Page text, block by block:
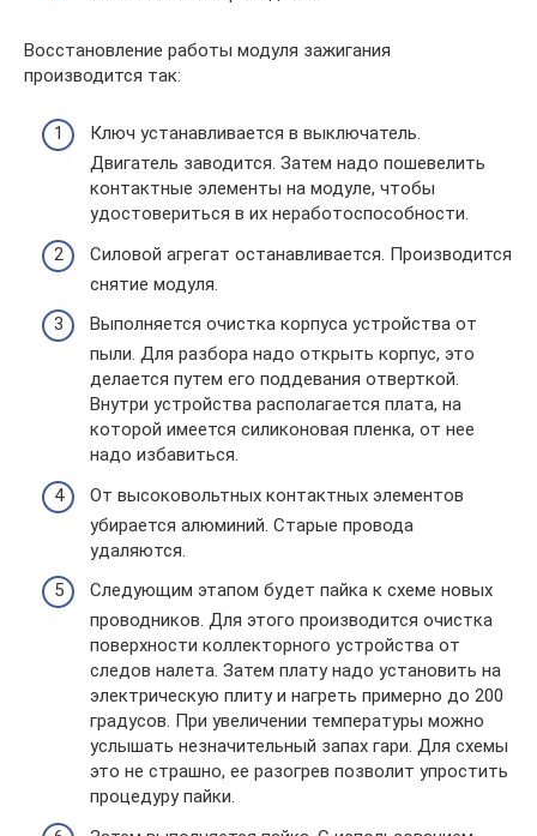
Восстановление работы модуля зажигания
производится так:
Ключ устанавливается в выключатель.
Двигатель заводится. Затем надо пошевелить
контактные элементы на модуле, чтобы
удостовериться в их неработоспособности.
Силовой агрегат останавливается. Производится
снятие модуля.
Выполняется очистка корпуса устройства от
пыли. Для разбора надо открыть корпус, это
делается путем его поддевания отверткой.
Внутри устройства располагается плата, на
которой имеется силиконовая пленка, от нее
надо избавиться.
От высоковольтных контактных элементов
убирается алюминий. Старые провода
удаляются.
Следующим этапом будет пайка к схеме новых
проводников. Для этого производится очистка
поверхности коллекторного устройства от
следов налета. Затем плату надо установить на
электрическую плиту и нагреть примерно до 200
градусов. При увеличении температуры можно
услышать незначительный запах гари. Для схемы
это не страшно, ее разогрев позволит упростить
процедуру пайки.